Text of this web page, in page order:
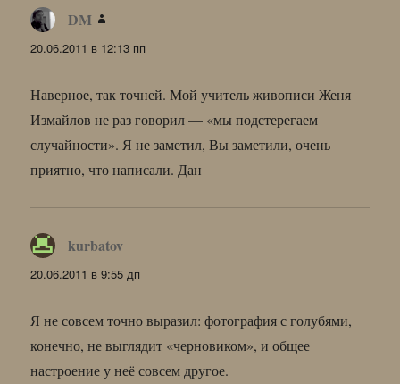
DM
20.06.2011 в 12:13 пп
Наверное, так точней. Мой учитель живописи Женя
Измайлов не раз говорил — «мы подстерегаем
случайности». Я не заметил, Вы заметили, очень
приятно, что написали. Дан
kurbatov
20.06.2011 в 9:55 дп
Я не совсем точно выразил: фотография с голубями,
конечно, не выглядит «черновиком», и общее
настроение у неё совсем другое.